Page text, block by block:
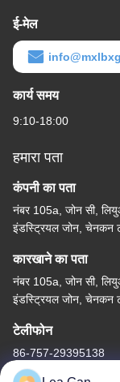
ई-मेल
कार्य समय
9:10-18:00
हमारा पता
कंपनी का पता
नंबर 105a, जोन सी,
इंडस्ट्रियल जोन, चेनकन
कारखाने का पता
नंबर 105a, जोन सी,
इंडस्ट्रियल जोन, चेनकन
टेलीफोन
86-757-29395138